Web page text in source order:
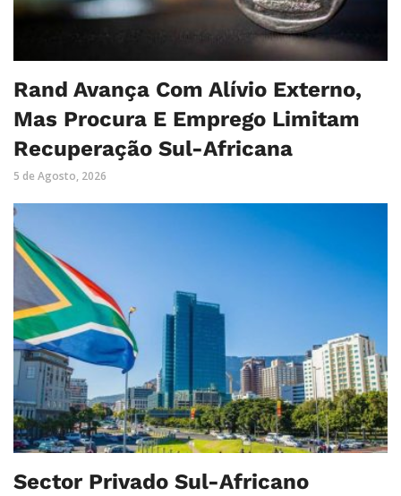
Rand Avança Com Alívio Externo,
Mas Procura E Emprego Limitam
Recuperação Sul-Africana
5 de Agosto, 2026
Sector Privado Sul-Africano